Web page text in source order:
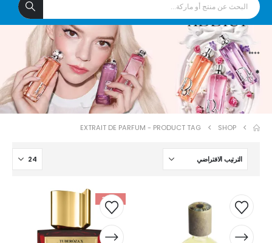
****
*
SHOP
PRODUCT TAG -
EXTRAIT DE PARFUM
-30%